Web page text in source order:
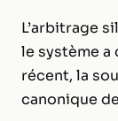
L’arbitrage
le système
récent, la
canonique